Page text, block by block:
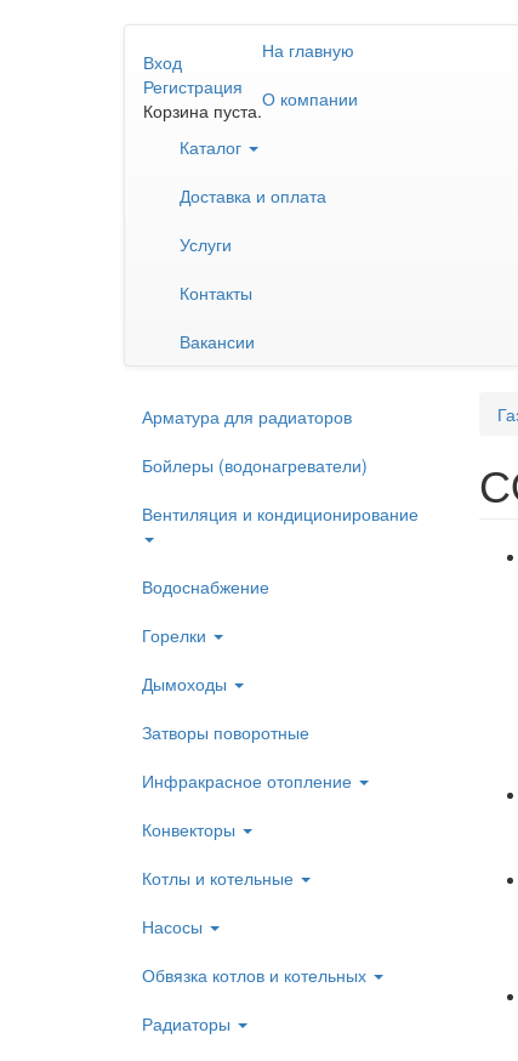
Вход
Регистрация
Корзина пуста.
На главную
О компании
Каталог
Доставка и оплата
Услуги
Контакты
Вакансии
Арматура для радиаторов
Бойлеры (водонагреватели)
Вентиляция и кондиционирование
Водоснабжение
Горелки
Дымоходы
Затворы поворотные
Инфракрасное отопление
Конвекторы
Котлы и котельные
Насосы
Обвязка котлов и котельных
Радиаторы